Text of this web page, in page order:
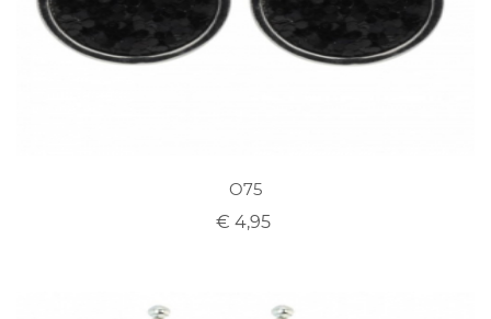
O75
€ 4,95